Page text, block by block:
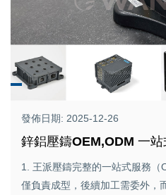
發佈日期: 2025-12-26
鋅鋁壓鑄OEM,ODM 一站
1. 王派壓鑄完整的一站式服務（
僅負責成型，後續加工需委外，